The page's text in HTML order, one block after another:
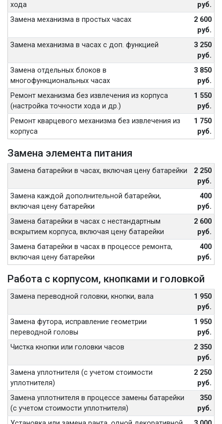
хода
руб.
Замена механизма в простых часах
2 600
руб.
Замена механизма в часах с доп. функцией
3 250
руб.
Замена отдельных блоков в
многофункциональных часах
3 850
руб.
Ремонт механизма без извлечения из корпуса
(настройка точности хода и др.)
1 550
руб.
Ремонт кварцевого механизма без извлечения из
корпуса
1 750
руб.
Замена элемента питания
Замена батарейки в часах, включая цену батарейки
2 250
руб.
Замена каждой дополнительной батарейки,
включая цену батарейки
400
руб.
Замена батарейки в часах с нестандартным
вскрытием корпуса, включая цену батарейки
2 600
руб.
Замена батарейки в часах в процессе ремонта,
включая цену батарейки
400
руб.
Работа с корпусом, кнопками и головкой
Замена переводной головки, кнопки, вала
1 950
руб.
Замена футора, исправление геометрии
переводной головы
1 950
руб.
Чистка кнопки или головки часов
2 350
руб.
Замена уплотнителя (с учетом стоимости
уплотнителя)
2 250
руб.
Замена уплотнителя в процессе замены батарейки
(с учетом стоимости уплотнителя)
350
руб.